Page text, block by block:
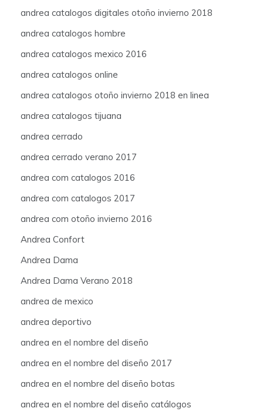
andrea catalogos digitales otoño invierno 2018
andrea catalogos hombre
andrea catalogos mexico 2016
andrea catalogos online
andrea catalogos otoño invierno 2018 en linea
andrea catalogos tijuana
andrea cerrado
andrea cerrado verano 2017
andrea com catalogos 2016
andrea com catalogos 2017
andrea com otoño invierno 2016
Andrea Confort
Andrea Dama
Andrea Dama Verano 2018
andrea de mexico
andrea deportivo
andrea en el nombre del diseño
andrea en el nombre del diseño 2017
andrea en el nombre del diseño botas
andrea en el nombre del diseño catálogos